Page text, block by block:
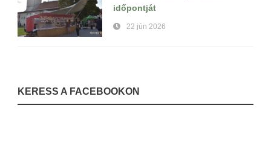
időpontját
22 jún 2026
KERESS A FACEBOOKON